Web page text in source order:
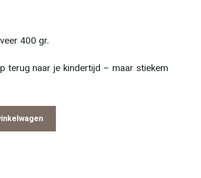
400 gr.
terug naar je kindertijd – maar stiekem